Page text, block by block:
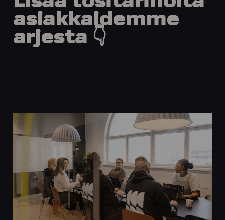
asiakkaidemme
arjesta 👇